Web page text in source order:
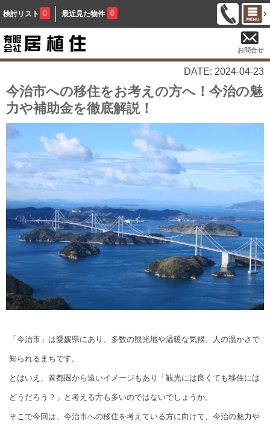
検討リスト 0 最近見た物件 0
お問合せ
DATE: 2024-04-23
今治市への移住をお考えの方へ！今治の魅
力や補助金を徹底解説！
「今治市」は愛媛県にあり、多数の観光地や温暖な気候、人の温かさで
知られるまちです。
とはいえ、首都圏から遠いイメージもあり「観光には良くても移住には
どうだろう？」と考える方も多いのではないでしょうか。
そこで今回は、今治市への移住を考えている方に向けて、今治の魅力や